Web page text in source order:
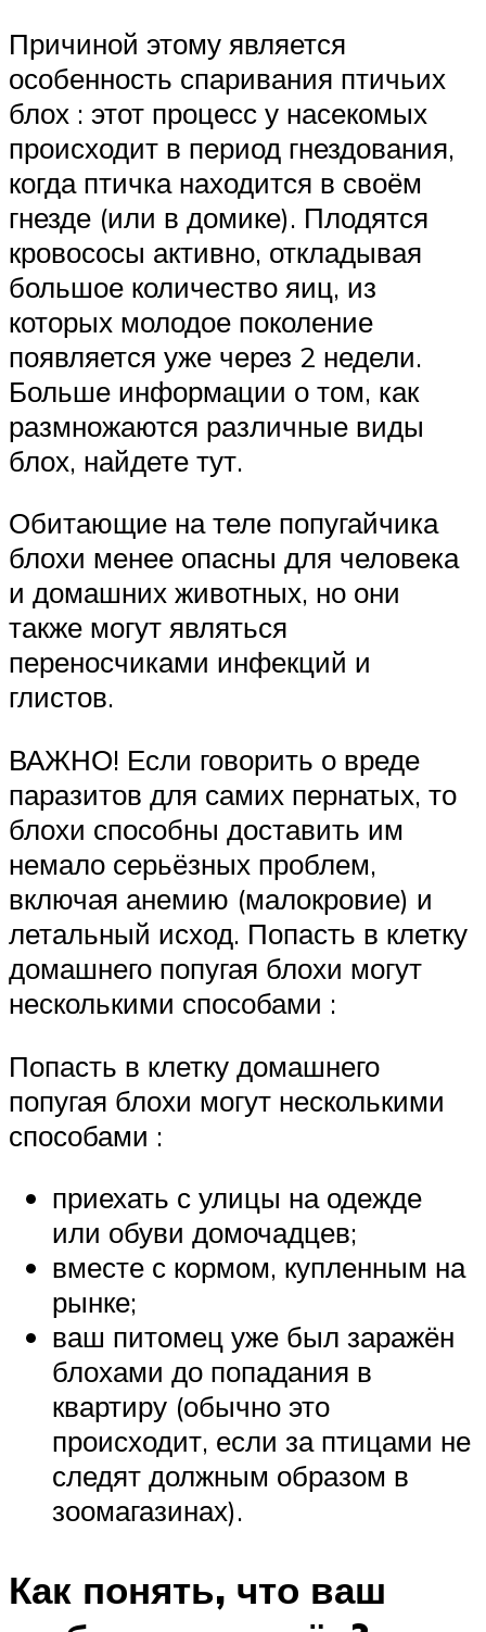
Причиной этому является
особенность спаривания птичьих
блох : этот процесс у насекомых
происходит в период гнездования,
когда птичка находится в своём
гнезде (или в домике). Плодятся
кровососы активно, откладывая
большое количество яиц, из
которых молодое поколение
появляется уже через 2 недели.
Больше информации о том, как
размножаются различные виды
блох, найдете тут.
Обитающие на теле попугайчика
блохи менее опасны для человека
и домашних животных, но они
также могут являться
переносчиками инфекций и
глистов.
ВАЖНО! Если говорить о вреде
паразитов для самих пернатых, то
блохи способны доставить им
немало серьёзных проблем,
включая анемию (малокровие) и
летальный исход. Попасть в клетку
домашнего попугая блохи могут
несколькими способами :
Попасть в клетку домашнего
попугая блохи могут несколькими
способами :
приехать с улицы на одежде
или обуви домочадцев;
вместе с кормом, купленным на
рынке;
ваш питомец уже был заражён
блохами до попадания в
квартиру (обычно это
происходит, если за птицами не
следят должным образом в
зоомагазинах).
Как понять, что ваш